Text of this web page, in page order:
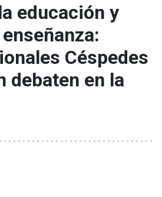
educación y
Céspedes
debaten en la